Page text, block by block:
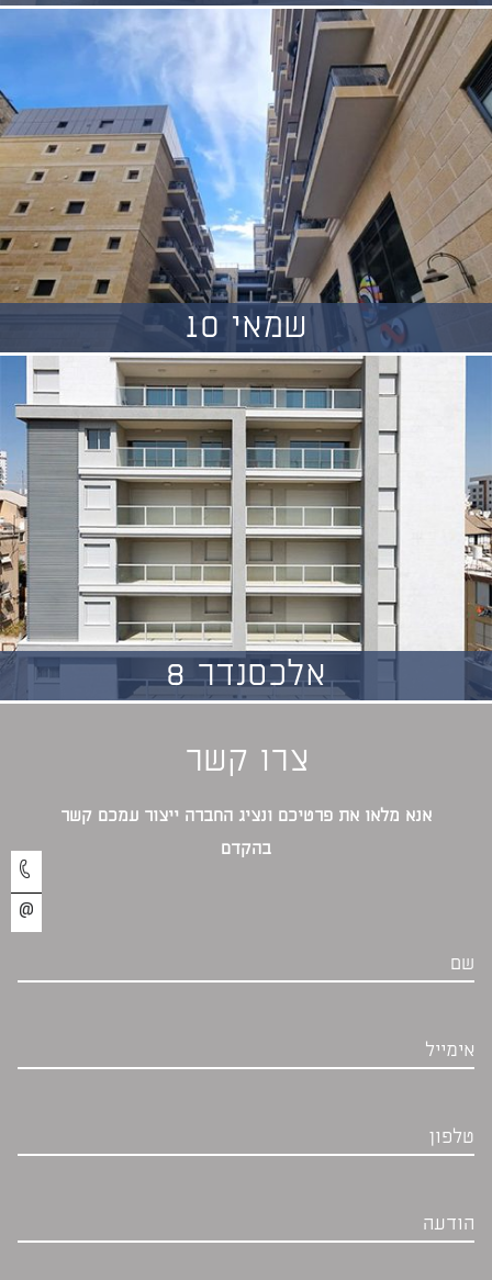
שמאי 10
אלכסנדר 8
צרו קשר
אנא מלאו את פרטיכם ונציג החברה ייצור עמכם קשר
בהקדם‎
שם
אימייל
טלפון
הודעה